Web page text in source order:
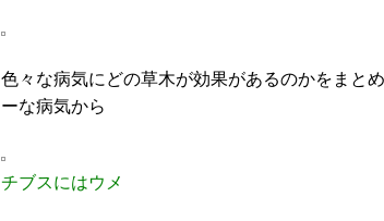
色々な病気にどの草木が効果があるのかをまと
ーな病気から
チブスにはウメ